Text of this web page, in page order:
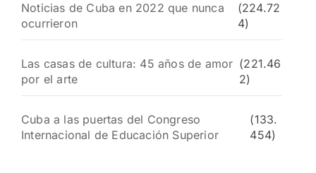
Noticias de Cuba en 2022 que nunca
ocurrieron
(224.72
4)
Las casas de cultura: 45 años de amor
por el arte
(221.46
2)
Cuba a las puertas del Congreso
Internacional de Educación Superior
(133.
454)